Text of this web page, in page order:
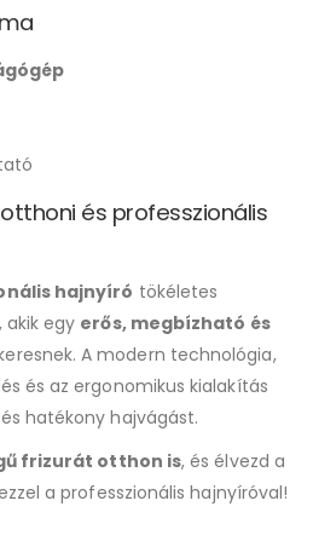
és professzionális
hajnyíró tökéletes
akik egy erős, megbízható és
A modern technológia,
és az ergonomikus kialakítás
hatékony hajvágást.
frizurát otthon is, és élvezd a
a professzionális hajnyíróval!